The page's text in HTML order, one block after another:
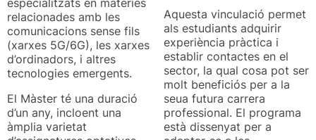
relacionades amb les
comunicacions sense fils
(xarxes 5G/6G), les xarxes
d’ordinadors, i altres
tecnologies emergents.
El Màster té una duració
d’un any, incloent una
àmplia varietat
Aquesta vinculació permet
als estudiants adquirir
experiència pràctica i
establir contactes en el
sector, la qual cosa pot ser
molt beneficiós per a la
seua futura carrera
professional. El programa
està dissenyat per a